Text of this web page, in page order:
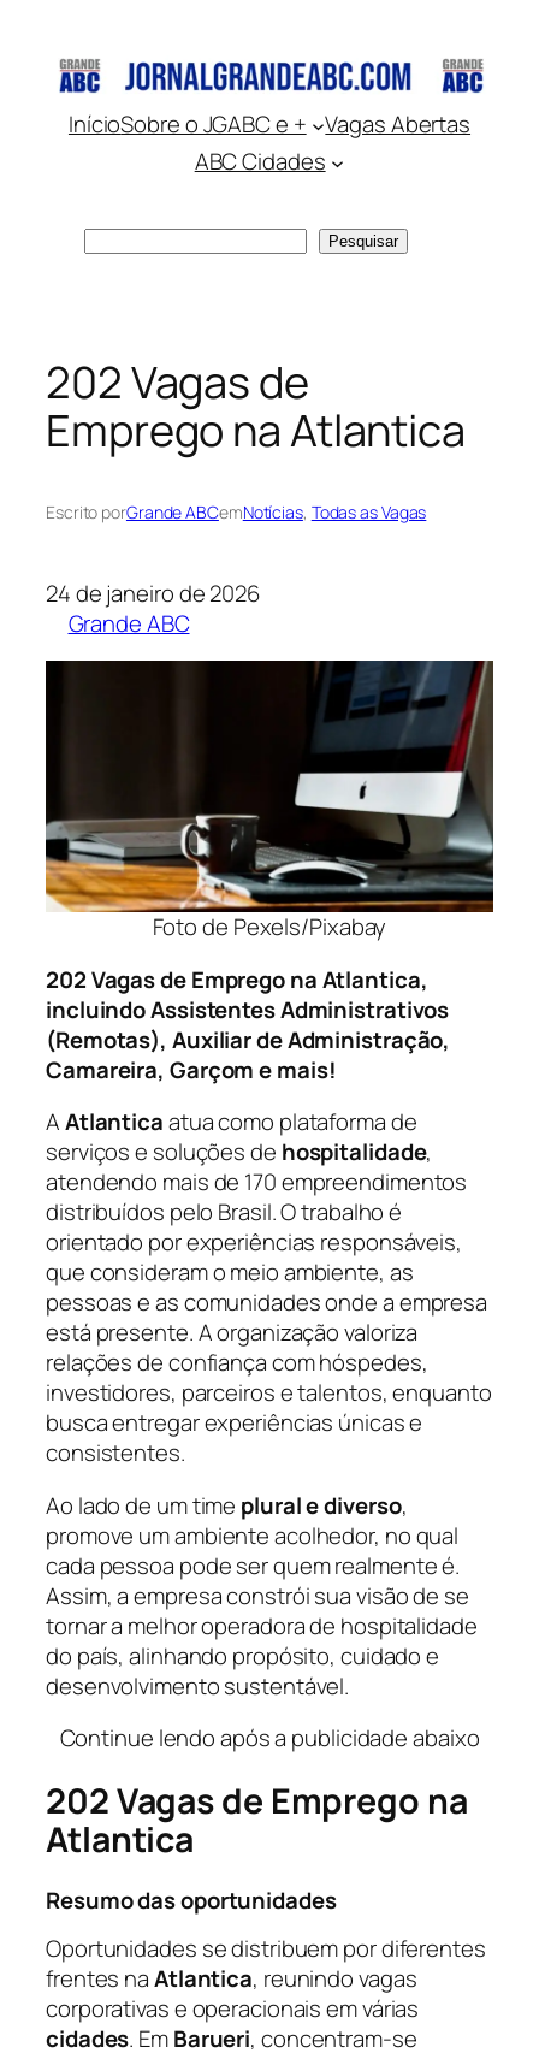
conteúdo
InícioSobre o JGABC e +
Vagas Abertas
ABC Cidades
Pesquisar
202 Vagas de
Emprego na Atlantica
Escrito porGrande ABCemNotícias, Todas as Vagas
24 de janeiro de 2026
Grande ABC
Foto de Pexels/Pixabay
202 Vagas de Emprego na Atlantica,
incluindo Assistentes Administrativos
(Remotas), Auxiliar de Administração,
Camareira, Garçom e mais!
AAtlanticaatua como plataforma de
serviços e soluções de hospitalidade,
atendendo mais de 170 empreendimentos
distribuídos pelo Brasil. O trabalho é
orientado por experiências responsáveis,
que consideram o meio ambiente, as
pessoas e as comunidades onde a empresa
está presente. A organização valoriza
relações de confiança com hóspedes,
investidores, parceiros e talentos, enquanto
busca entregar experiências únicas e
consistentes.
Ao lado de um time plural e diverso,
promove um ambiente acolhedor, no qual
cada pessoa pode ser quem realmente é.
Assim, a empresa constrói sua visão de se
tornar a melhor operadora de hospitalidade
do país, alinhando propósito, cuidado e
desenvolvimento sustentável.
Continue lendo após a publicidade abaixo
202 Vagas de Emprego na
Atlantica
Resumo das oportunidades
Oportunidades se distribuem por diferentes
frentes naAtlantica, reunindo vagas
corporativas e operacionais em várias
cidades. EmBarueri, concentram-se